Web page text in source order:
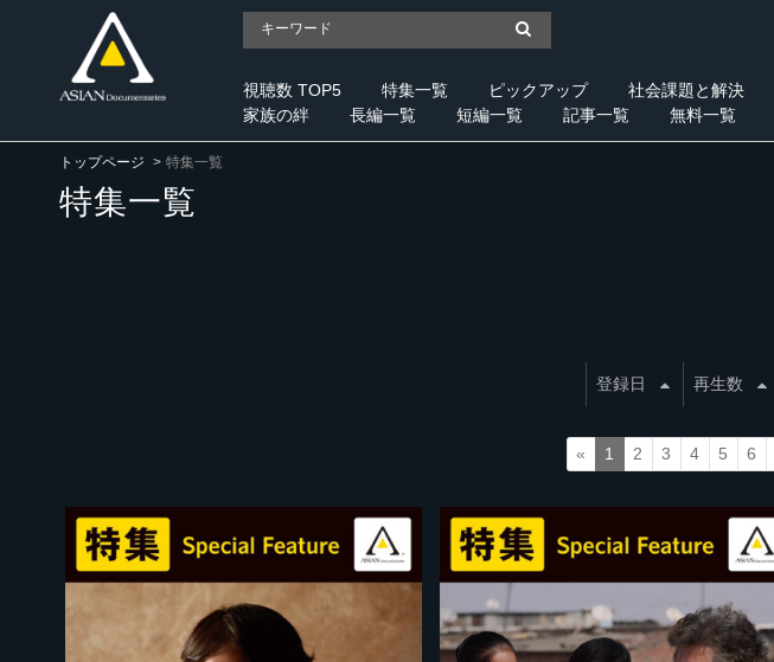
視聴数 TOP5 特集一覧 ピックアップ 社会課題と解決
家族の絆
長編一覧 短編一覧 記事一覧 無料一覧
トップページ 特集一覧
特集一覧
登録日 再生数
« 1 2 3 4 5 6